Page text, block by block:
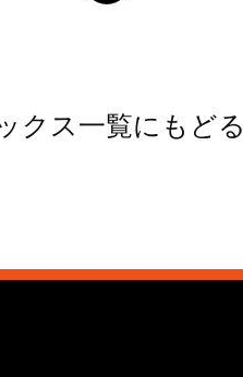
クス一覧にもどる